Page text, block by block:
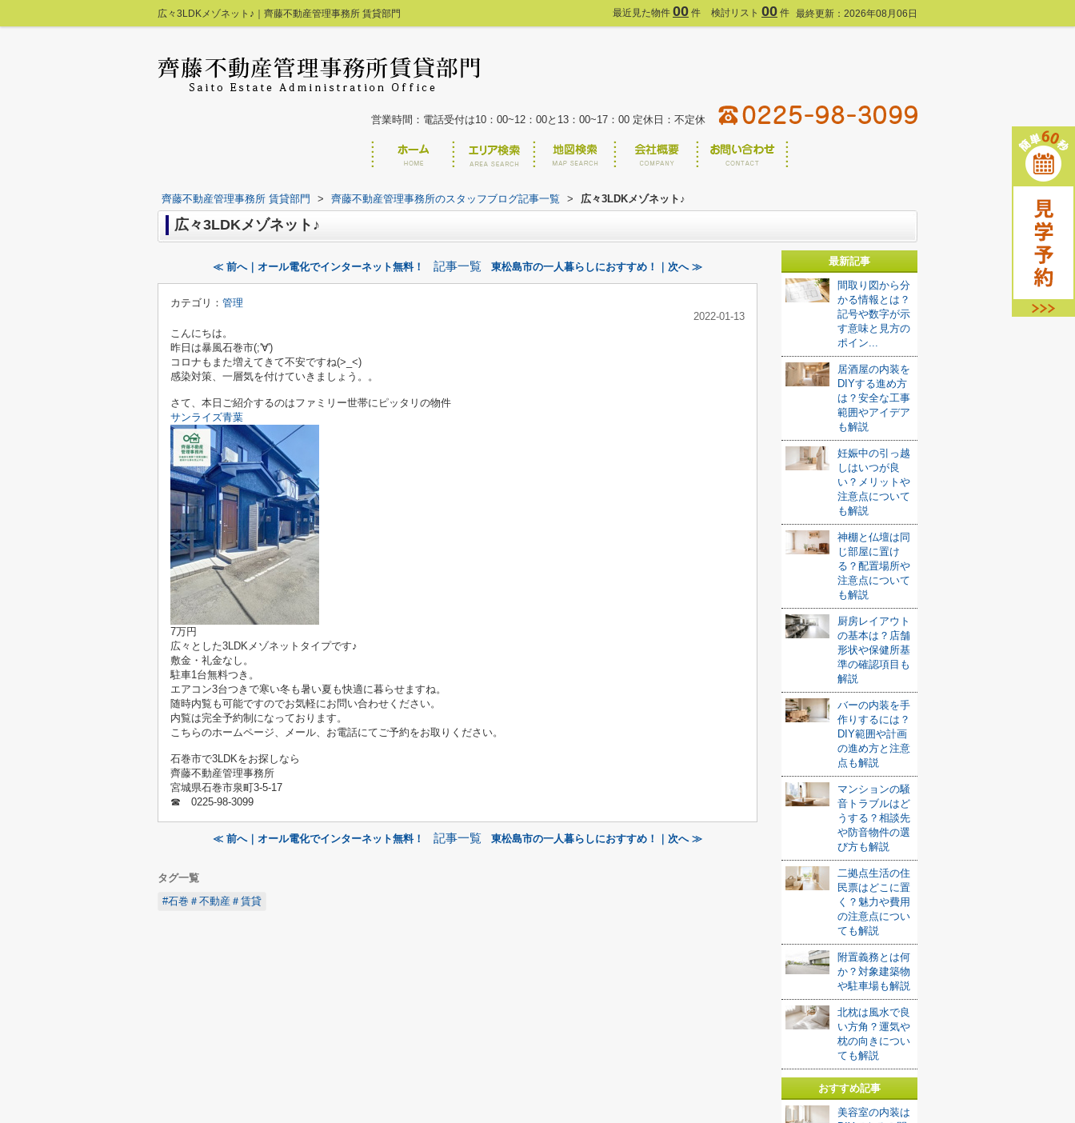
広々3LDKメゾネット♪｜齊藤不動産管理事務所 賃貸部門 最近見た物件 00 件 検討リスト 00 件 最終更新：2026年08月06日
営業時間：電話受付は10：00~12：00と13：00~17：00 定休日：不定休
齊藤不動産管理事務所 賃貸部門 > 齊藤不動産管理事務所のスタッフブログ記事一覧 > 広々3LDKメゾネット♪
広々3LDKメゾネット♪
≪ 前へ｜オール電化でインターネット無料！ 記事一覧 東松島市の一人暮らしにおすすめ！｜次へ ≫
カテゴリ： 管理
2022-01-13
こんにちは。
昨日は暴風石巻市(;'∀')
コロナもまた増えてきて不安ですね(>_<)
感染対策、一層気を付けていきましょう。。
さて、本日ご紹介するのはファミリー世帯にピッタリの物件
サンライズ青葉
7万円
広々とした3LDKメゾネットタイプです♪
敷金・礼金なし。
駐車1台無料つき。
エアコン3台つきで寒い冬も暑い夏も快適に暮らせますね。
随時内覧も可能ですのでお気軽にお問い合わせください。
内覧は完全予約制になっております。
こちらのホームページ、メール、お電話にてご予約をお取りください。
石巻市で3LDKをお探しなら
齊藤不動産管理事務所
宮城県石巻市泉町3-5-17
☎ 0225-98-3099
≪ 前へ｜オール電化でインターネット無料！ 記事一覧 東松島市の一人暮らしにおすすめ！｜次へ ≫
タグ一覧
#石巻＃不動産＃賃貸
最新記事
間取り図から分
かる情報とは？
記号や数字が示
す意味と見方の
ポイン...
居酒屋の内装を
DIYする進め方
は？安全な工事
範囲やアイデア
も解説
妊娠中の引っ越
しはいつが良
い？メリットや
注意点について
も解説
神棚と仏壇は同
じ部屋に置け
る？配置場所や
注意点について
も解説
厨房レイアウト
の基本は？店舗
形状や保健所基
準の確認項目も
解説
バーの内装を手
作りするには？
DIY範囲や計画
の進め方と注意
点も解説
マンションの騒
音トラブルはど
うする？相談先
や防音物件の選
び方も解説
二拠点生活の住
民票はどこに置
く？魅力や費用
の注意点につい
ても解説
附置義務とは何
か？対象建築物
や駐車場も解説
北枕は風水で良
い方角？運気や
枕の向きについ
ても解説
おすすめ記事
美容室の内装は